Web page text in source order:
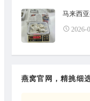
马来西
2026-
燕窝官网，精挑细